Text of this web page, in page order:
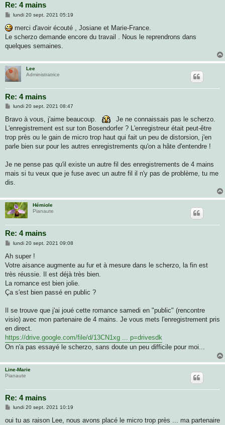
Re: 4 mains
M
s
s
a
g
lundi 20 sept. 2021 05:19
merci d'avoir écouté , Josiane et Marie-France.
Le scherzo demande encore du travail . Nous le reprendrons dans
quelques semaines.
Lee
Administratrice
Re: 4 mains
M
s
a
g
e
lundi 20 sept. 2021 08:47
Bravo à vous, j'aime beaucoup.
Je ne connaissais pas le scherzo.
L'enregistrement est sur ton Bosendorfer ? L'enregistreur était peut-être
trop près ou le gain de micro trop haut qui fait un peu de distorsion, j'en
parle bien sur pour les autres enregistrements qu'on a hâte d'entendre !
Je ne pense pas qu'il existe un autre fil des enregistrements de 4 mains
mais si tu veux que je fuse avec un autre fil il n'y pas de problème, tu me
dis.
Hémiole
Pianaute
Re: 4 mains
M
s
a
g
lundi 20 sept. 2021 09:08
Ah super !
Votre aisance augmente au fur et à mesure dans le scherzo, la fin est
très réussie. Il est déjà très bien.
La romance est bien jolie.
Ça s'est bien passé en public ?
Il se trouve que j'ai joué cette romance samedi en "public" (rencontre
visio) avec mon partenaire de 4 mains. Je vous mets l'enregistrement pris
en direct.
https://drive.google.com/file/d/13CN1xg ... p=drivesdk
On n'a pas essayé le scherzo, sans doute un peu difficile pour moi...
Line-Marie
Pianaute
Re: 4 mains
M
s
lundi 20 sept. 2021 10:19
oui tu as raison Lee, nous avons placé le micro trop près ... ma partenaire